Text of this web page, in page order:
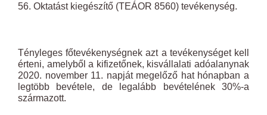
56. Oktatást kiegészítő (TEÁOR 8560) tevékenység.
Tényleges főtevékenységnek azt a tevékenységet kell
érteni, amelyből a kifizetőnek, kisvállalati adóalanynak
2020. november 11. napját megelőző hat hónapban a
legtöbb bevétele, de legalább bevételének 30%-a
származott.